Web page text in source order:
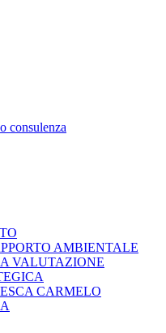
consulenza
AMBIENTALE
VALUTAZIONE
CARMELO